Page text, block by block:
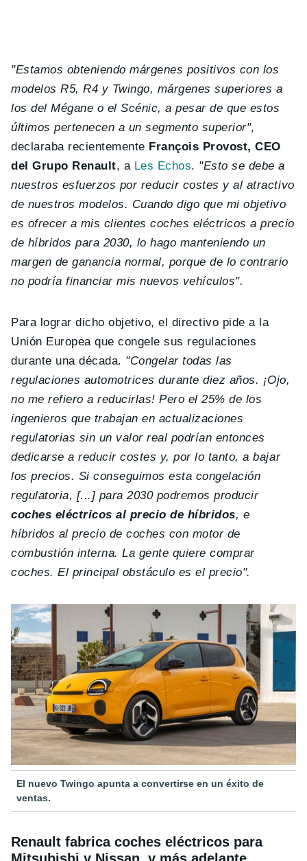
"Estamos obteniendo márgenes positivos con los
modelos R5, R4 y Twingo, márgenes superiores a
los del Mégane o el Scénic, a pesar de que estos
últimos pertenecen a un segmento superior",
declaraba recientemente François Provost, CEO
del Grupo Renault, a Les Echos. "Esto se debe a
nuestros esfuerzos por reducir costes y al atractivo
de nuestros modelos. Cuando digo que mi objetivo
es ofrecer a mis clientes coches eléctricos a precio
de híbridos para 2030, lo hago manteniendo un
margen de ganancia normal, porque de lo contrario
no podría financiar mis nuevos vehículos".
Para lograr dicho objetivo, el directivo pide a la
Unión Europea que congele sus regulaciones
durante una década. "Congelar todas las
regulaciones automotrices durante diez años. ¡Ojo,
no me refiero a reducirlas! Pero el 25% de los
ingenieros que trabajan en actualizaciones
regulatorias sin un valor real podrían entonces
dedicarse a reducir costes y, por lo tanto, a bajar
los precios. Si conseguimos esta congelación
regulatoria, [...] para 2030 podremos producir
coches eléctricos al precio de híbridos, e
híbridos al precio de coches con motor de
combustión interna. La gente quiere comprar
coches. El principal obstáculo es el precio".
El nuevo Twingo apunta a convertirse en un éxito de
ventas.
Renault fabrica coches eléctricos para